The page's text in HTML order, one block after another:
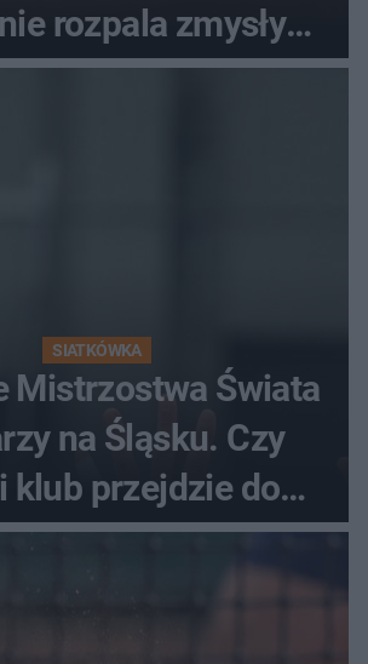
rozpala zmysły
fanów
SIATKÓWKA
Mistrzostwa Świata
na Śląsku. Czy
klub przejdzie do
historii